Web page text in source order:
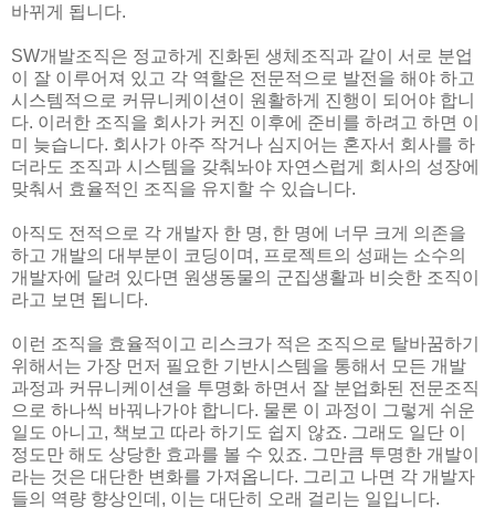
바뀌게 됩니다.
SW개발조직은 정교하게 진화된 생체조직과 같이 서로 분업
이 잘 이루어져 있고 각 역할은 전문적으로 발전을 해야 하고
시스템적으로 커뮤니케이션이 원활하게 진행이 되어야 합니
다. 이러한 조직을 회사가 커진 이후에 준비를 하려고 하면 이
미 늦습니다. 회사가 아주 작거나 심지어는 혼자서 회사를 하
더라도 조직과 시스템을 갖춰놔야 자연스럽게 회사의 성장에
맞춰서 효율적인 조직을 유지할 수 있습니다.
아직도 전적으로 각 개발자 한 명, 한 명에 너무 크게 의존을
하고 개발의 대부분이 코딩이며, 프로젝트의 성패는 소수의
개발자에 달려 있다면 원생동물의 군집생활과 비슷한 조직이
라고 보면 됩니다.
이런 조직을 효율적이고 리스크가 적은 조직으로 탈바꿈하기
위해서는 가장 먼저 필요한 기반시스템을 통해서 모든 개발
과정과 커뮤니케이션을 투명화 하면서 잘 분업화된 전문조직
으로 하나씩 바꿔나가야 합니다. 물론 이 과정이 그렇게 쉬운
일도 아니고, 책보고 따라 하기도 쉽지 않죠. 그래도 일단 이
정도만 해도 상당한 효과를 볼 수 있죠. 그만큼 투명한 개발이
라는 것은 대단한 변화를 가져옵니다. 그리고 나면 각 개발자
들의 역량 향상인데, 이는 대단히 오래 걸리는 일입니다.